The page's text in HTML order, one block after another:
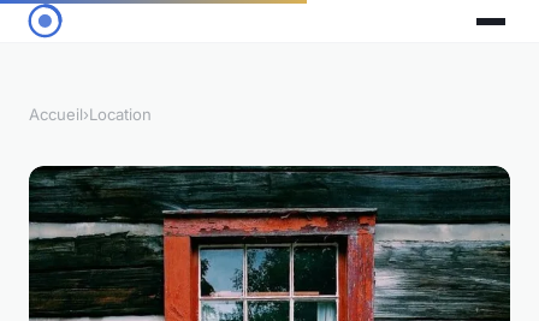
Accueil›Location